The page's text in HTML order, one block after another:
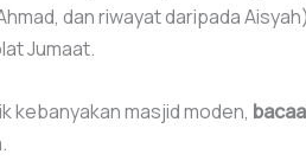
dan riwayat daripada
Jumaat.
kebanyakan masjid moden,